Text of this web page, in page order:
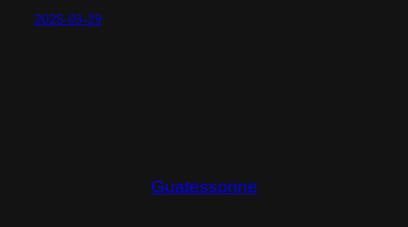
2025-03-29
Guatessonne